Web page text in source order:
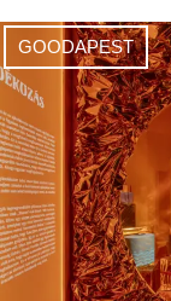
GOODAPEST